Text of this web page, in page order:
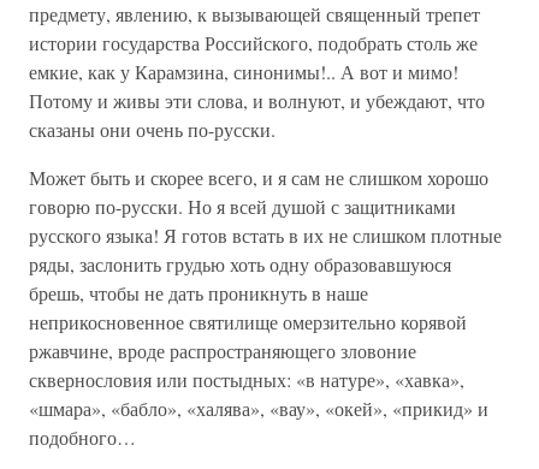
предмету, явлению, к вызывающей священный трепет
истории государства Российского, подобрать столь же
емкие, как у Карамзина, синонимы!.. А вот и мимо!
Потому и живы эти слова, и волнуют, и убеждают, что
сказаны они очень по-русски.
Может быть и скорее всего, и я сам не слишком хорошо
говорю по-русски. Но я всей душой с защитниками
русского языка! Я готов встать в их не слишком плотные
ряды, заслонить грудью хоть одну образовавшуюся
брешь, чтобы не дать проникнуть в наше
неприкосновенное святилище омерзительно корявой
ржавчине, вроде распространяющего зловоние
сквернословия или постыдных: «в натуре», «хавка»,
«шмара», «бабло», «халява», «вау», «окей», «прикид» и
подобного…